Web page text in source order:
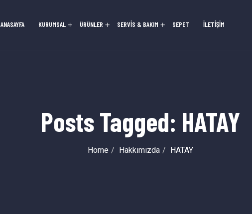
ANASAYFA KURUMSAL ÜRÜNLER SERVİS & BAKIM SEPET İLETİŞİM
Posts Tagged: HATAY
Home Hakkımızda HATAY